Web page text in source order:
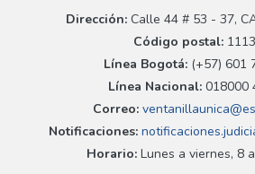
Dirección:Calle 44 # 53 - 37,
Código postal:
Línea Bogotá:(+57) 601
Línea Nacional: 018000
Correo:
Notificaciones:
Horario:Lunes a viernes, 8